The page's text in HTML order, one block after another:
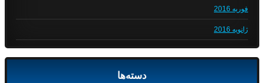
فوریه 2016
ژانویه 2016
دسته‌ها